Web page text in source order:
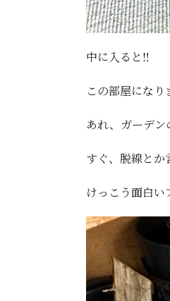
中に入ると‼️
この部屋になり
あれ、ガーデ
すぐ、脱線と
けっこう面白い